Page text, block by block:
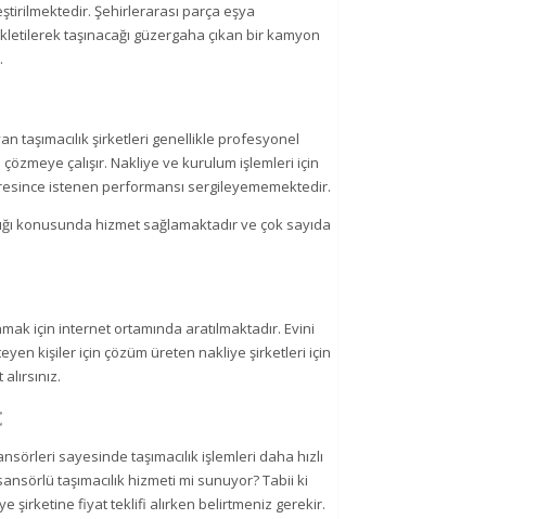
Şehirlerarası parça eşya
taşınacağı güzergaha çıkan bir kamyon
taşımacılık şirketleri genellikle profesyonel
çalışır. Nakliye ve kurulum işlemleri için
istenen performansı sergileyememektedir.
konusunda hizmet sağlamaktadır ve çok sayıda
için internet ortamında aratılmaktadır. Evini
kişiler için çözüm üreten nakliye şirketleri için
sayesinde taşımacılık işlemleri daha hızlı
taşımacılık hizmeti mi sunuyor? Tabii ki
şirketine fiyat teklifi alırken belirtmeniz gerekir.